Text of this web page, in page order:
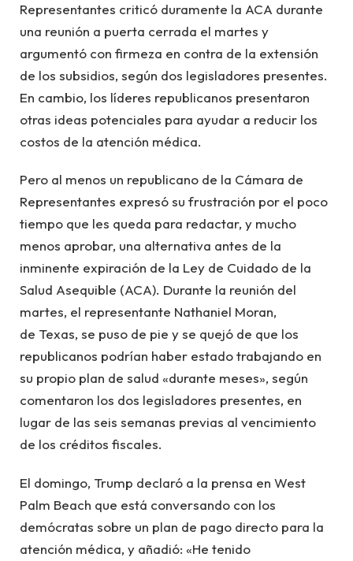
Representantes criticó duramente la ACA durante
una reunión a puerta cerrada el martes y
argumentó con firmeza en contra de la extensión
de los subsidios, según dos legisladores presentes.
En cambio, los líderes republicanos presentaron
otras ideas potenciales para ayudar a reducir los
costos de la atención médica.
Pero al menos un republicano de la Cámara de
Representantes expresó su frustración por el poco
tiempo que les queda para redactar, y mucho
menos aprobar, una alternativa antes de la
inminente expiración de la Ley de Cuidado de la
Salud Asequible (ACA). Durante la reunión del
martes, el representante Nathaniel Moran,
de Texas, se puso de pie y se quejó de que los
republicanos podrían haber estado trabajando en
su propio plan de salud «durante meses», según
comentaron los dos legisladores presentes, en
lugar de las seis semanas previas al vencimiento
de los créditos fiscales.
El domingo, Trump declaró a la prensa en West
Palm Beach que está conversando con los
demócratas sobre un plan de pago directo para la
atención médica, y añadió: «He tenido